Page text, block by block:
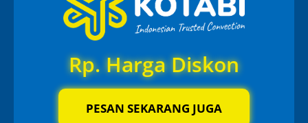
Rp. Harga Diskon
PESAN SEKARANG JUGA